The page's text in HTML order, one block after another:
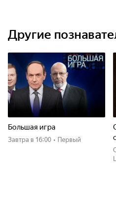
Другие
Большая игра
Завтра в 16:00 • Первый